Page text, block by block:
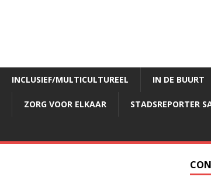
INCLUSIEF/MULTICULTUREEL IN DE BUURT
ZORG VOOR ELKAAR STADSREPORTER